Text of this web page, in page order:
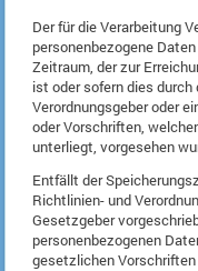
Der für die Verarbeitung
personenbezogene
Zeitraum, der zur
ist oder sofern dies
Verordnungsgeber oder
oder Vorschriften,
unterliegt, vorgesehen
Entfällt der
Richtlinien- und
Gesetzgeber
personenbezogenen
gesetzlichen